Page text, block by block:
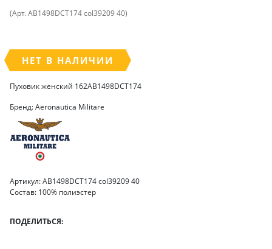
(Арт. AB1498DCT174 col39209 40)
НЕТ В НАЛИЧИИ
Пуховик женский 162AB1498DCT174
Бренд: Aeronautica Militare
Артикул: AB1498DCT174 col39209 40
Состав: 100% полиэстер
ПОДЕЛИТЬСЯ: